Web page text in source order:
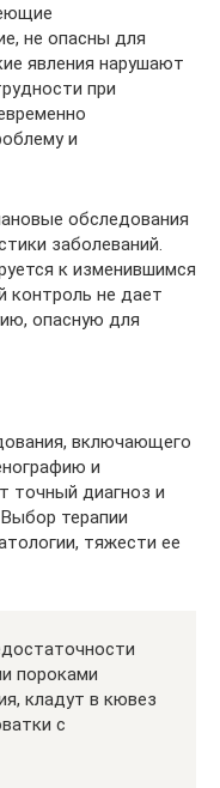
не опасны для
явления нарушают
при
и
обследования
заболеваний.
к изменившимся
контроль не дает
опасную для
включающего
и
точный диагноз и
терапии
тяжести ее
пороками
кладут в кювез
с